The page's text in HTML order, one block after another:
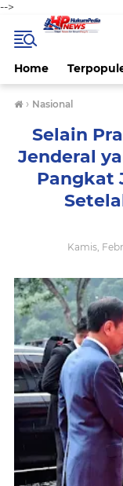
-->
Home
› Nasional
Selain
Jenderal
Pangkat
Kamis,